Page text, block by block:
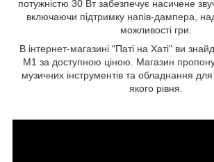
потужністю 30 Вт забезпечує насичене
включаючи підтримку напів-дампера,
можливості гри.
В інтернет-магазині "Паті на Хаті" ви
M1 за доступною ціною. Магазин
музичних інструментів та обладнання для
якого рівня.